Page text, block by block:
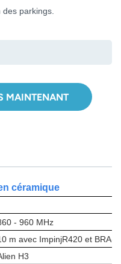
Việt
parkings.
MAINTENANT
céramique
- 960 MHz
m avec ImpinjR420 et BRA-
H3